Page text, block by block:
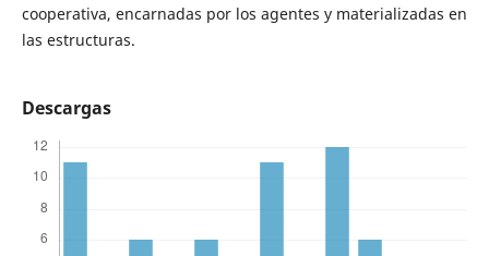
cooperativa, encarnadas por los agentes y materializadas en
las estructuras.
Descargas